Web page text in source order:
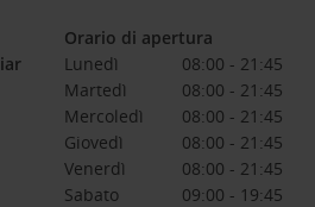
Orario di apertura
Lunedì
08:00 - 21:45
Martedì
08:00 - 21:45
Mercoledì
08:00 - 21:45
Giovedì
08:00 - 21:45
Venerdì
08:00 - 21:45
Sabato
09:00 - 19:45